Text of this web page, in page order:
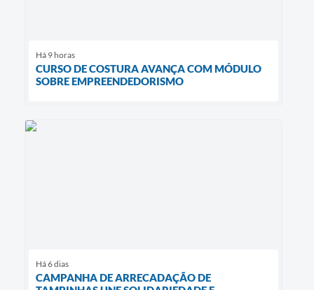
Há 9 horas
CURSO DE COSTURA AVANÇA COM MÓDULO
SOBRE EMPREENDEDORISMO
Há 6 dias
CAMPANHA DE ARRECADAÇÃO DE